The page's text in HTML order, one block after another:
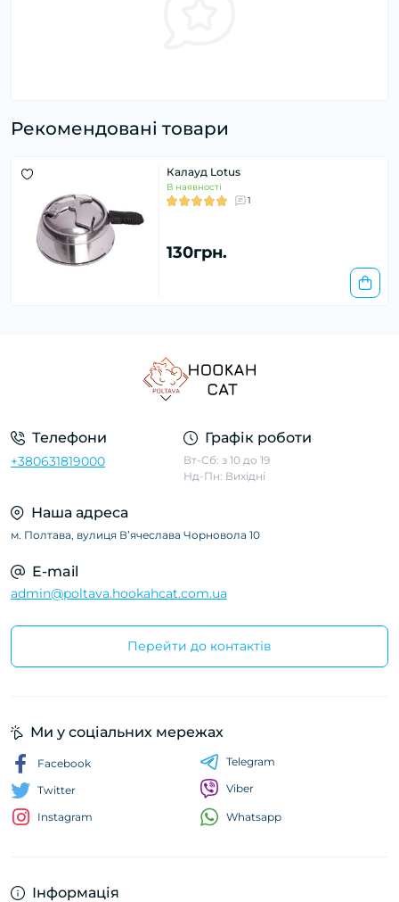
Рекомендовані товари
Калауд Lotus
В наявності
1
130грн.
Телефони
+380631819000
Графік роботи
Вт-Сб: з 10 до 19
Нд-Пн: Вихідні
Наша адреса
м. Полтава, вулиця Вʼячеслава Чорновола 10
E-mail
admin@poltava.hookahcat.com.ua
Перейти до контактів
Інформація
Ми у соціальних мережах
Facebook
Twitter
Instagram
Telegram
Viber
Whatsapp